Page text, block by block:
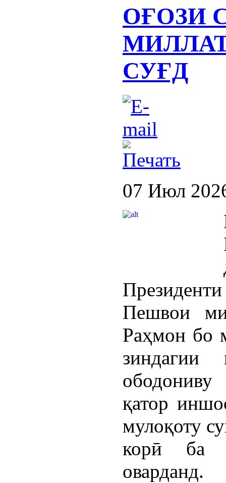
ОҒОЗИ
СУҒД
07 Июл
Пешвои
Раҳмон бо
қатор
мулоқоту
корӣ ба
оварданд.